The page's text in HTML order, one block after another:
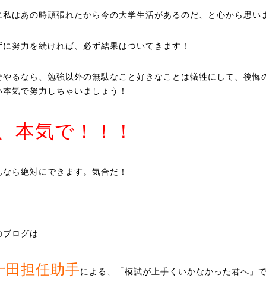
私はあの時頑張れたから今の大学生活があるのだ、と心から思い
に努力を続ければ、必ず結果はついてきます！
やるなら、勉強以外の無駄なこと好きなことは犠牲にして、後悔
本気で努力しちゃいましょう！
本気で！！！
なら絶対にできます。気合だ！
ブログは
田担任助手による、「模試が上手くいかなかった君へ」で